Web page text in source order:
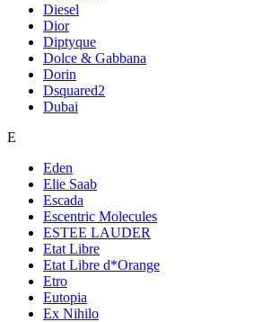
Diesel
Dior
Diptyque
Dolce & Gabbana
Dorin
Dsquared2
Dubai
E
Eden
Elie Saab
Escada
Escentric Molecules
ESTEE LAUDER
Etat Libre
Etat Libre d*Orange
Etro
Eutopia
Ex Nihilo